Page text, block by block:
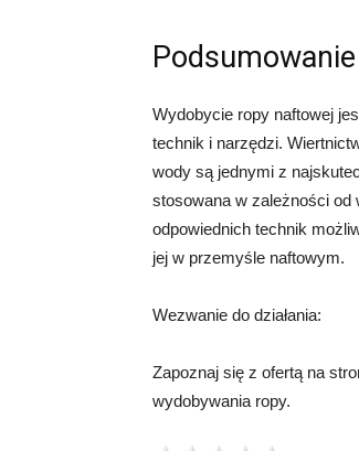
Podsumowanie
Wydobycie ropy naftowej
technik i narzędzi.
wody są jednymi z
stosowana w zależności od
odpowiednich technik
jej w przemyśle naftowym.
Wezwanie do działania:
Zapoznaj się z ofertą na
wydobywania ropy.